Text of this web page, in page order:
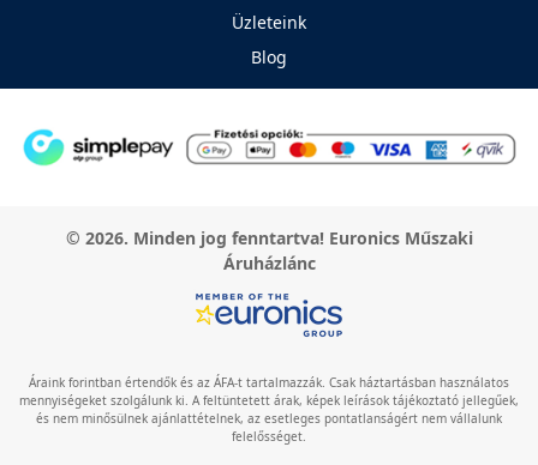
Üzleteink
Blog
© 2026. Minden jog fenntartva! Euronics Műszaki
Áruházlánc
Áraink forintban értendők és az ÁFA-t tartalmazzák. Csak háztartásban használatos
mennyiségeket szolgálunk ki. A feltüntetett árak, képek leírások tájékoztató jellegűek,
és nem minősülnek ajánlattételnek, az esetleges pontatlanságért nem vállalunk
felelősséget.